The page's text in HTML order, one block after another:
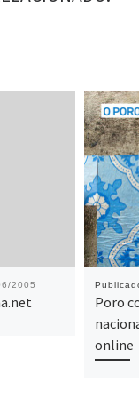
2005
Poro
online